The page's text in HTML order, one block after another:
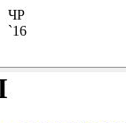
ЧР
`16